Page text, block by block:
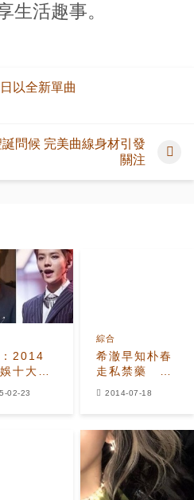
生活趣事。
以全新單曲
問候 完美曲線身材引發
關注
2014
十大熱
02-23
希澈早知朴春
走私禁藥 與
綜合
2014-07-18